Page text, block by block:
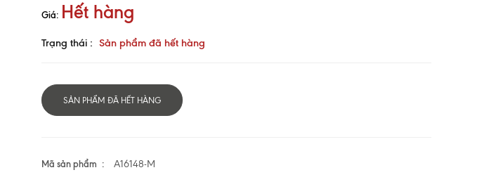
Giá: Hết hàng
Trạng thái : Sản phẩm đã hết hàng
SẢN PHẨM ĐÃ HẾT HÀNG
Mã sản phẩm A16148-M